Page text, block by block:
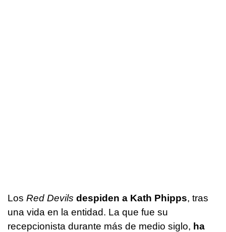
Los Red Devils despiden a Kath Phipps, tras
una vida en la entidad. La que fue su
recepcionista durante más de medio siglo, ha